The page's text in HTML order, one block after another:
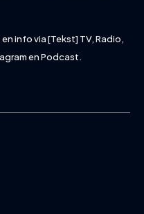
info via [Tekst] TV, Radio,
en Podcast.